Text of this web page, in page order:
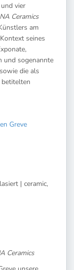
vier
Ceramics
am
seines
und sogenannte
die als
Greve
| ceramic,
Ceramics